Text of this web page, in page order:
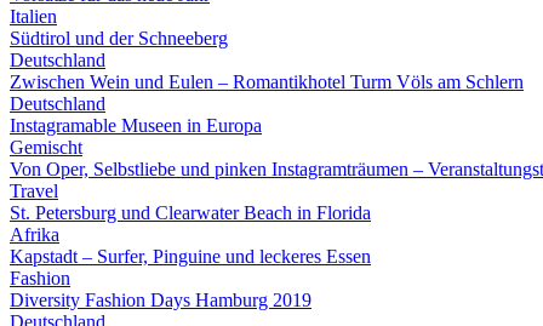
Italien
Südtirol und der Schneeberg
Deutschland
Zwischen Wein und Eulen – Romantikhotel Turm Völs am Schlern
Deutschland
Instagramable Museen in Europa
Gemischt
Von Oper, Selbstliebe und pinken Instagramträumen –
Travel
St. Petersburg und Clearwater Beach in Florida
Afrika
Kapstadt – Surfer, Pinguine und leckeres Essen
Fashion
Diversity Fashion Days Hamburg 2019
Deutschland